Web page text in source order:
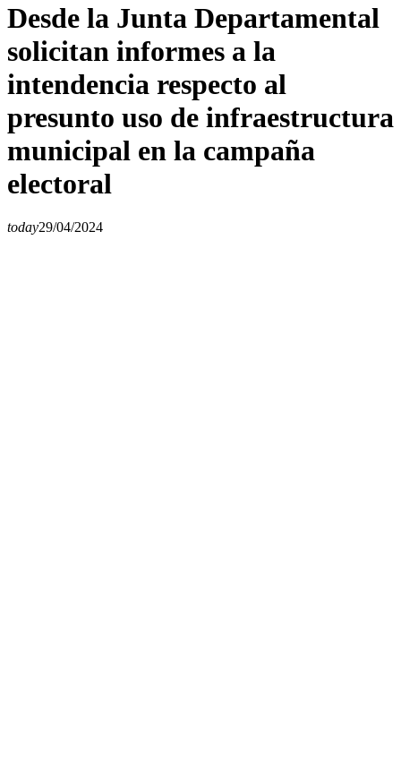
Desde la Junta Departamental
solicitan informes a la
intendencia respecto al
presunto uso de infraestructura
municipal en la campaña
electoral
today29/04/2024